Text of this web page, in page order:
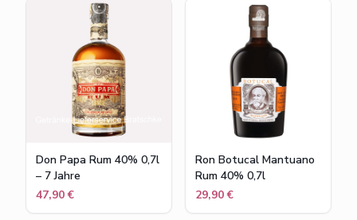
Don Papa Rum 40% 0,7l
– 7 Jahre
47,90 €
Ron Botucal Mantuano
Rum 40% 0,7l
29,90 €